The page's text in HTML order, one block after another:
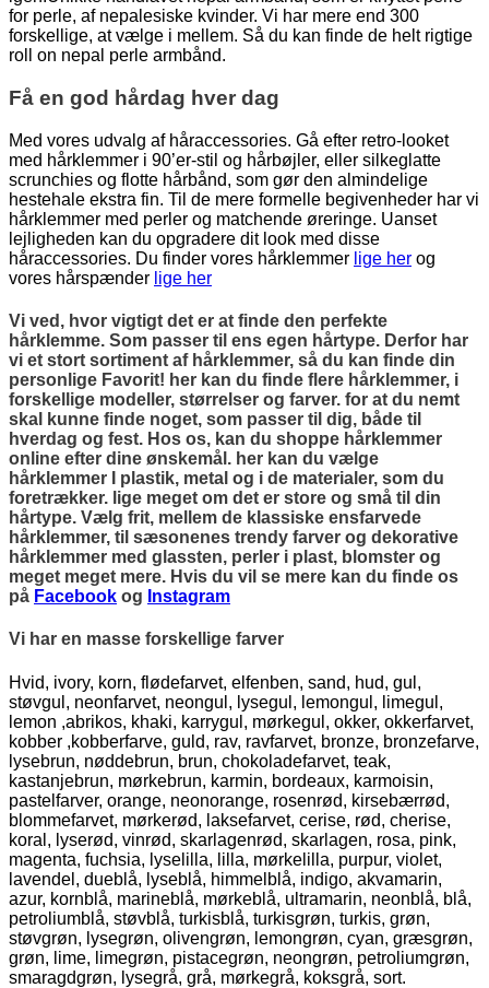
for perle, af nepalesiske kvinder. Vi har mere end 300
forskellige, at vælge i mellem. Så du kan finde de helt rigtige
roll on nepal perle armbånd.
Få en god hårdag hver dag
Med vores udvalg af håraccessories. Gå efter retro-looket
med hårklemmer i 90’er-stil og hårbøjler, eller silkeglatte
scrunchies og flotte hårbånd, som gør den almindelige
hestehale ekstra fin. Til de mere formelle begivenheder har vi
hårklemmer med perler og matchende øreringe. Uanset
lejligheden kan du opgradere dit look med disse
håraccessories. Du finder vores hårklemmer lige her og
vores hårspænder lige her
Vi ved, hvor vigtigt det er at finde den perfekte
hårklemme. Som passer til ens egen hårtype. Derfor har
vi et stort sortiment af hårklemmer, så du kan finde din
personlige Favorit! her kan du finde flere hårklemmer, i
forskellige modeller, størrelser og farver. for at du nemt
skal kunne finde noget, som passer til dig, både til
hverdag og fest. Hos os, kan du shoppe hårklemmer
online efter dine ønskemål. her kan du vælge
hårklemmer I plastik, metal og i de materialer, som du
foretrækker. lige meget om det er store og små til din
hårtype. Vælg frit, mellem de klassiske ensfarvede
hårklemmer, til sæsonenes trendy farver og dekorative
hårklemmer med glassten, perler i plast, blomster og
meget meget mere. Hvis du vil se mere kan du finde os
på Facebook og Instagram
Vi har en masse forskellige farver
Hvid, ivory, korn, flødefarvet, elfenben, sand, hud, gul,
støvgul, neonfarvet, neongul, lysegul, lemongul, limegul,
lemon ,abrikos, khaki, karrygul, mørkegul, okker, okkerfarvet,
kobber ,kobberfarve, guld, rav, ravfarvet, bronze, bronzefarve,
lysebrun, nøddebrun, brun, chokoladefarvet, teak,
kastanjebrun, mørkebrun, karmin, bordeaux, karmoisin,
pastelfarver, orange, neonorange, rosenrød, kirsebærrød,
blommefarvet, mørkerød, laksefarvet, cerise, rød, cherise,
koral, lyserød, vinrød, skarlagenrød, skarlagen, rosa, pink,
magenta, fuchsia, lyselilla, lilla, mørkelilla, purpur, violet,
lavendel, dueblå, lyseblå, himmelblå, indigo, akvamarin,
azur, kornblå, marineblå, mørkeblå, ultramarin, neonblå, blå,
petroliumblå, støvblå, turkisblå, turkisgrøn, turkis, grøn,
støvgrøn, lysegrøn, olivengrøn, lemongrøn, cyan, græsgrøn,
grøn, lime, limegrøn, pistacegrøn, neongrøn, petroliumgrøn,
smaragdgrøn, lysegrå, grå, mørkegrå, koksgrå, sort.